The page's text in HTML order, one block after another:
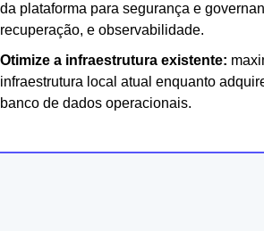
da plataforma para segurança e
recuperação, e observabilidade.
Otimize a infraestrutura existente:
infraestrutura local atual enquanto
banco de dados operacionais.